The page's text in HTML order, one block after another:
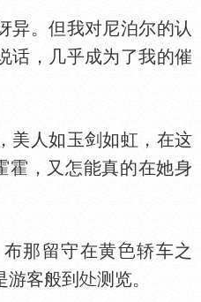
。但我对尼泊尔的认
话，几乎成为了我的催
人如玉剑如虹，在这
霍，又怎能真的在她身
那留守在黄
轿车之
游客般到
测览。